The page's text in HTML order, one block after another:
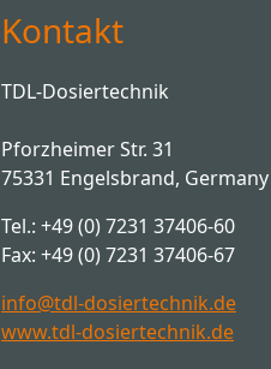
Kontakt
TDL-Dosiertechnik
Pforzheimer Str. 31
75331 Engelsbrand, Germany
Tel.: +49 (0) 7231 37406-60
Fax: +49 (0) 7231 37406-67
info@tdl-dosiertechnik.de
www.tdl-dosiertechnik.de